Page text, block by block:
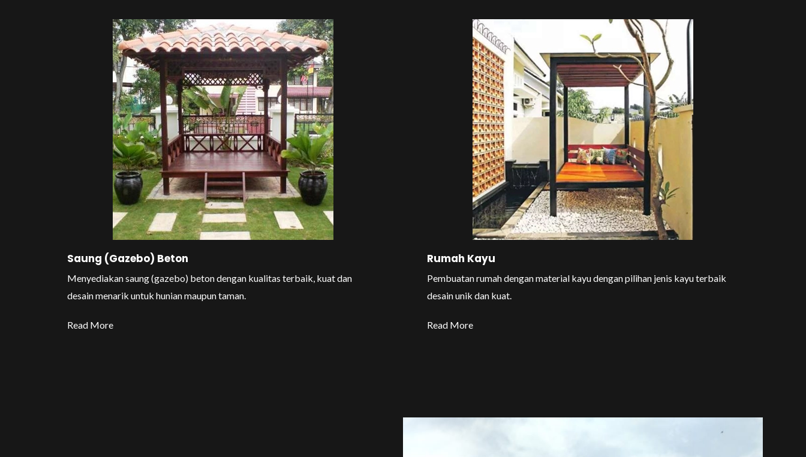
Saung (Gazebo) Beton
Menyediakan saung (gazebo) beton dengan kualitas terbaik, kuat dan
desain menarik untuk hunian maupun taman.
Read More
Rumah Kayu
Pembuatan rumah dengan material kayu dengan pilihan jenis kayu terbaik
desain unik dan kuat.
Read More